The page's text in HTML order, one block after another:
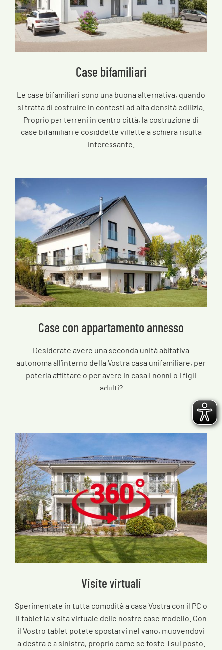
Case bifamiliari
Le case bifamiliari sono una buona alternativa, quando
si tratta di costruire in contesti ad alta densità edilizia.
Proprio per terreni in centro città, la costruzione di
case bifamiliari e cosiddette villette a schiera risulta
interessante.
Case con appartamento annesso
Desiderate avere una seconda unità abitativa
autonoma all’interno della Vostra casa unifamiliare, per
poterla affittare o per avere in casa i nonni o i figli
adulti?
Visite virtuali
Sperimentate in tutta comodità a casa Vostra con il PC o
il tablet la visita virtuale delle nostre case modello. Con
il Vostro tablet potete spostarvi nel vano, muovendovi
a destra e a sinistra, proprio come se foste lì sul posto.